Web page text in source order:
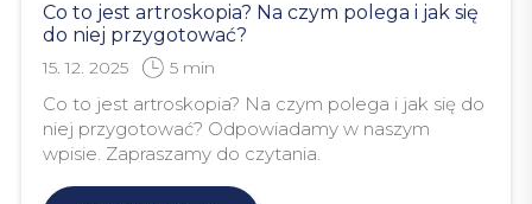
Co to jest artroskopia? Na czym polega i jak się
do niej przygotować?
15. 12. 2025 5 min
Co to jest artroskopia? Na czym polega i jak się do
niej przygotować? Odpowiadamy w naszym
wpisie. Zapraszamy do czytania.